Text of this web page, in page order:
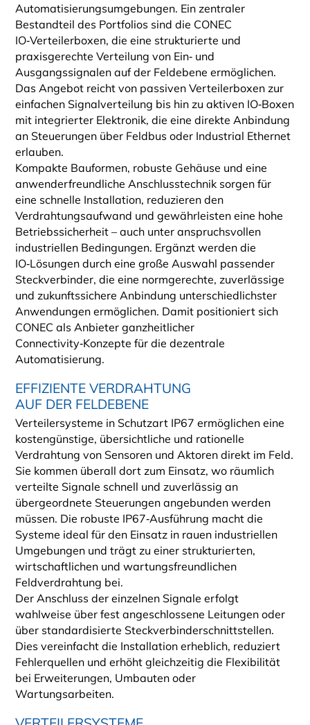
Automatisierungsumgebungen. Ein zentraler
Bestandteil des Portfolios sind die CONEC
IO‑Verteilerboxen, die eine strukturierte und
praxisgerechte Verteilung von Ein‑ und
Ausgangssignalen auf der Feld­ebene ermöglichen.
Das Angebot reicht von passiven Verteilerboxen zur
einfachen Signalverteilung bis hin zu aktiven IO‑Boxen
mit integrierter Elektronik, die eine direkte Anbindung
an Steuerungen über Feldbus oder Industrial Ethernet
erlauben.
Kompakte Bauformen, robuste Gehäuse und eine
anwenderfreundliche Anschlusstechnik sorgen für
eine schnelle Installation, reduzieren den
Verdrahtungsaufwand und gewährleisten eine hohe
Betriebssicherheit – auch unter anspruchsvollen
industriellen Bedingungen. Ergänzt werden die
IO‑Lösungen durch eine große Auswahl passender
Steckverbinder, die eine normgerechte, zuverlässige
und zukunftssichere Anbindung unterschiedlichster
Anwendungen ermöglichen. Damit positioniert sich
CONEC als Anbieter ganzheitlicher
Connectivity‑Konzepte für die dezentrale
Automatisierung.
EFFIZIENTE VERDRAHTUNG
AUF DER FELDEBENE
Verteilersysteme in Schutzart IP67 ermöglichen eine
kostengünstige, übersichtliche und rationelle
Verdrahtung von Sensoren und Aktoren direkt im Feld.
Sie kommen überall dort zum Einsatz, wo räumlich
verteilte Signale schnell und zuverlässig an
übergeordnete Steuerungen angebunden werden
müssen. Die robuste IP67‑Ausführung macht die
Systeme ideal für den Einsatz in rauen industriellen
Umgebungen und trägt zu einer strukturierten,
wirtschaftlichen und wartungsfreundlichen
Feldverdrahtung bei.
Der Anschluss der einzelnen Signale erfolgt
wahlweise über fest angeschlossene Leitungen oder
über standardisierte Steckverbinderschnittstellen.
Dies vereinfacht die Installation erheblich, reduziert
Fehlerquellen und erhöht gleichzeitig die Flexibilität
bei Erweiterungen, Umbauten oder
Wartungsarbeiten.